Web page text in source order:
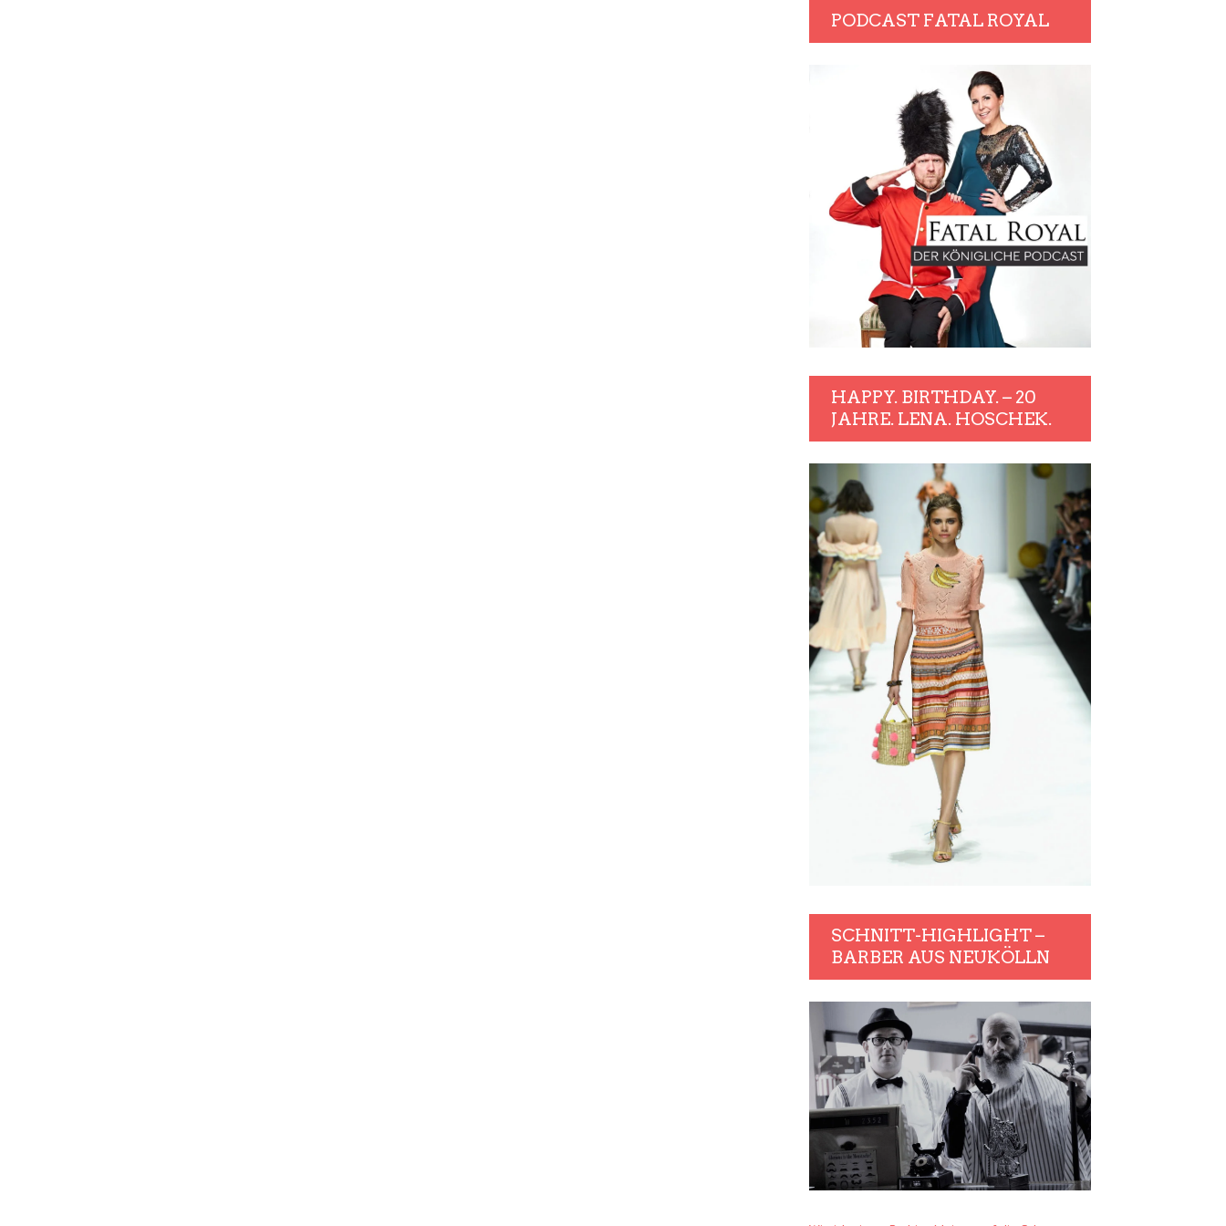
PODCAST FATAL ROYAL
HAPPY. BIRTHDAY. – 20
JAHRE. LENA. HOSCHEK.
SCHNITT-HIGHLIGHT –
BARBER AUS NEUKÖLLN